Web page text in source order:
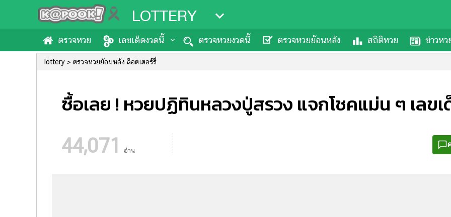
LOTTERY
ตรวจหวย เลขเด็ดงวดนี้ ตรวจหวยงวดนี้ ตรวจหวยย้อนหลัง สถิติหวย ข่าวหว
lottery ตรวจหวยย้อนหลัง ล็อตเตอร์รี่
ซื้อเลย ! หวยปฏิทินหลวงปู่สรวง แจกโชคแม่น ๆ เลขเ
44,071 อ่าน